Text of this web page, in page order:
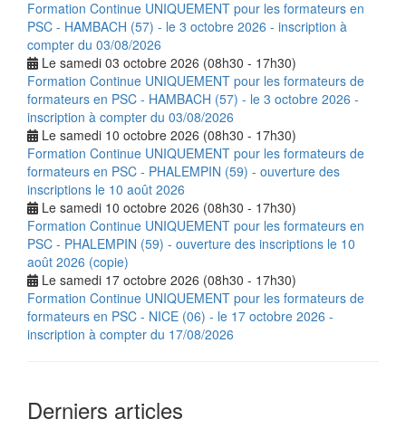
Formation Continue UNIQUEMENT pour les formateurs en
PSC - HAMBACH (57) - le 3 octobre 2026 - inscription à
compter du 03/08/2026
Le samedi 03 octobre 2026 (08h30 - 17h30)
Formation Continue UNIQUEMENT pour les formateurs de
formateurs en PSC - HAMBACH (57) - le 3 octobre 2026 -
inscription à compter du 03/08/2026
Le samedi 10 octobre 2026 (08h30 - 17h30)
Formation Continue UNIQUEMENT pour les formateurs de
formateurs en PSC - PHALEMPIN (59) - ouverture des
inscriptions le 10 août 2026
Le samedi 10 octobre 2026 (08h30 - 17h30)
Formation Continue UNIQUEMENT pour les formateurs en
PSC - PHALEMPIN (59) - ouverture des inscriptions le 10
août 2026 (copie)
Le samedi 17 octobre 2026 (08h30 - 17h30)
Formation Continue UNIQUEMENT pour les formateurs de
formateurs en PSC - NICE (06) - le 17 octobre 2026 -
inscription à compter du 17/08/2026
Derniers articles